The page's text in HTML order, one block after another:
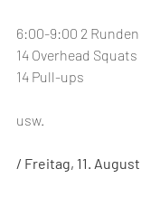
6:00-9:00 2 Runden
14 Overhead Squats
14 Pull-ups
usw.
/ Freitag, 11.